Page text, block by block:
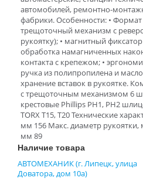
автомобилей, ремонтно-
фабрики. Особенности: • Формат
трещоточный механизм с
рукоятку); • магнитный
обработка намагниченных
контакта с крепежом; •
ручка из полипропилена и
хранение вставок в рукоятке.
с трещоточным механизмом 6
крестовые Phillips PH1, PH2
TORX T15, T20 Технические
мм 156 Макс. диаметр рукоятки,
мм 89
Наличие товара
АВТОМЕХАНИК (г. Липецк, улица
Доватора, дом 10а)